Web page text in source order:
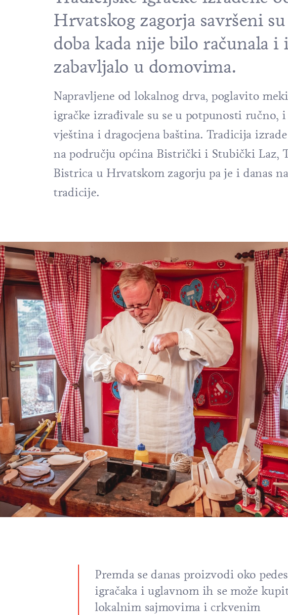
Hrvatskog zagorja savršeni
doba kada nije bilo računala
zabavljalo u domovima.
Napravljene od lokalnog drva, poglavito
igračke izrađivale su se u potpunosti ručno,
vještina i dragocjena baština. Tradicija
na području općina Bistrički i Stubički Laz,
Bistrica u Hrvatskom zagorju pa je i danas
tradicije.
Premda se danas proizvodi oko
igračaka i uglavnom ih se može
lokalnim sajmovima i crkvenim